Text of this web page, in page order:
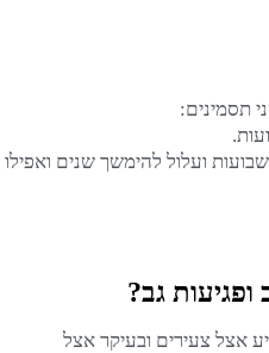
תסמינים:
כאב גב כרוני המופיע ונמשך מעל 6 שבועות ועלול להימשך שנים ואפילו
גב?
אצל צעירים ובעיקר אצל